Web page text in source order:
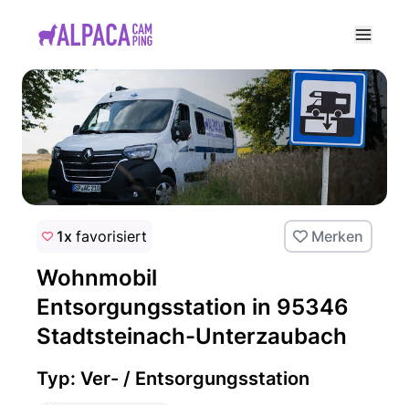
Wohnmobil
Entsorgungsstation in 95346
Stadtsteinach-Unterzaubach
1x favorisiert Merken
Typ: Ver- / Entsorgungsstation